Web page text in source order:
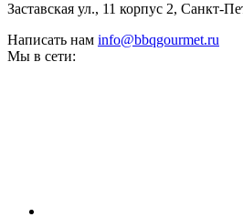
Заставская ул., 11 корпус 2, Санкт-
Написать нам info@bbqgourmet.ru
Мы в сети: